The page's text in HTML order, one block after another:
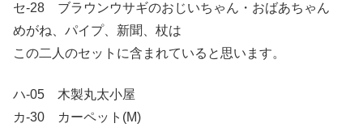
セ-28 ブラウンウサギのおじいちゃん・おばあちゃん
めがね、パイプ、新聞、杖は
この二人のセットに含まれていると思います。
ハ-05 木製丸太小屋
カ-30 カーペット(M)